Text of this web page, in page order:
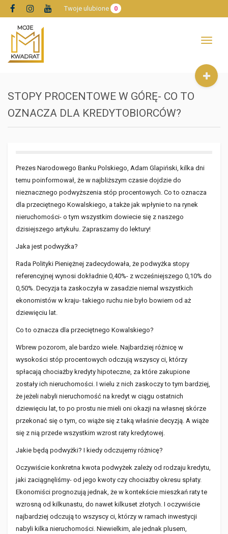
Twoje ulubione 0
Toggle
STOPY PROCENTOWE W GÓRĘ- CO TO
OZNACZA DLA KREDYTOBIORCÓW?
Prezes Narodowego Banku Polskiego, Adam Glapiński, kilka dni
temu poinformował, że w najbliższym czasie dojdzie do
nieznacznego podwyższenia stóp procentowych. Co to oznacza
dla przeciętnego Kowalskiego, a także jak wpłynie to na rynek
nieruchomości- o tym wszystkim dowiecie się z naszego
dzisiejszego artykułu. Zapraszamy do lektury!
Jaka jest podwyżka?
Rada Polityki Pieniężnej zadecydowała, że podwyżka stopy
referencyjnej wynosi dokładnie 0,40%- z wcześniejszego 0,10% do
0,50%. Decyzja ta zaskoczyła w zasadzie niemal wszystkich
ekonomistów w kraju- takiego ruchu nie było bowiem od aż
dziewięciu lat.
Co to oznacza dla przeciętnego Kowalskiego?
Wbrew pozorom, ale bardzo wiele. Najbardziej różnicę w
wysokości stóp procentowych odczują wszyscy ci, którzy
spłacają chociażby kredyty hipoteczne, za które zakupione
zostały ich nieruchomości. I wielu z nich zaskoczy to tym bardziej,
że jeżeli nabyli nieruchomość na kredyt w ciągu ostatnich
dziewięciu lat, to po prostu nie mieli oni okazji na własnej skórze
przekonać się o tym, co wiąże się z taką właśnie decyzją. A wiąże
się z nią przede wszystkim wzrost raty kredytowej.
Jakie będą podwyżki? I kiedy odczujemy różnicę?
Oczywiście konkretna kwota podwyżek zależy od rodzaju kredytu,
jaki zaciągnęliśmy- od jego kwoty czy chociażby okresu spłaty.
Ekonomiści prognozują jednak, że w kontekście mieszkań raty te
wzrosną od kilkunastu, do nawet kilkuset złotych. I oczywiście
najbardziej odczują to wszyscy ci, którzy w ramach inwestycji
nabyli kilka nieruchomości. Niewielkim, ale jednak plusem,